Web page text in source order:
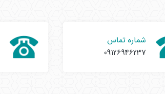
شماره تماس
09126946237